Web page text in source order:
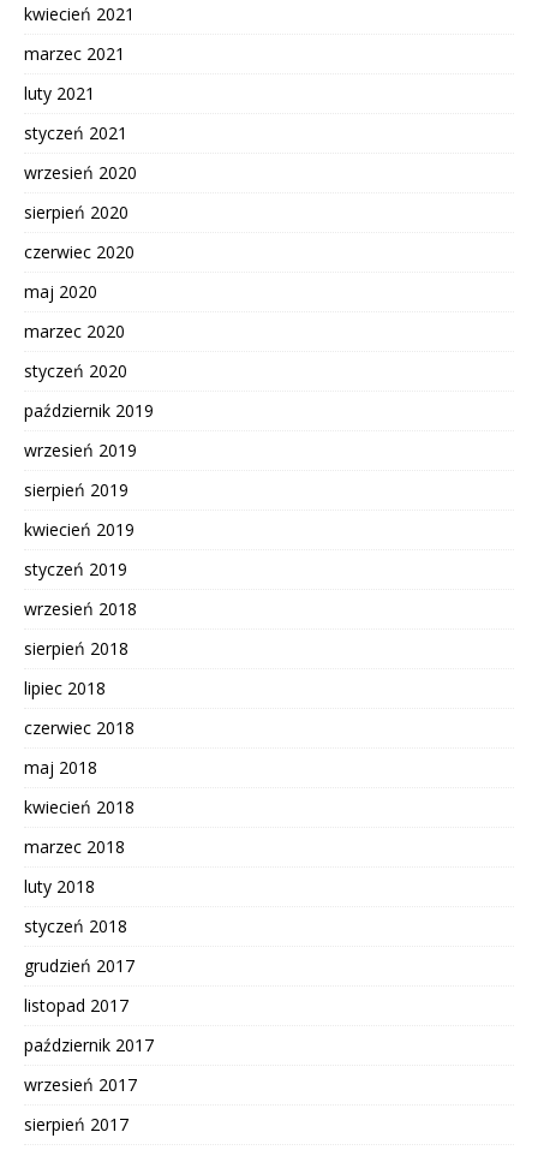
kwiecień 2021
marzec 2021
luty 2021
styczeń 2021
wrzesień 2020
sierpień 2020
czerwiec 2020
maj 2020
marzec 2020
styczeń 2020
październik 2019
wrzesień 2019
sierpień 2019
kwiecień 2019
styczeń 2019
wrzesień 2018
sierpień 2018
lipiec 2018
czerwiec 2018
maj 2018
kwiecień 2018
marzec 2018
luty 2018
styczeń 2018
grudzień 2017
listopad 2017
październik 2017
wrzesień 2017
sierpień 2017